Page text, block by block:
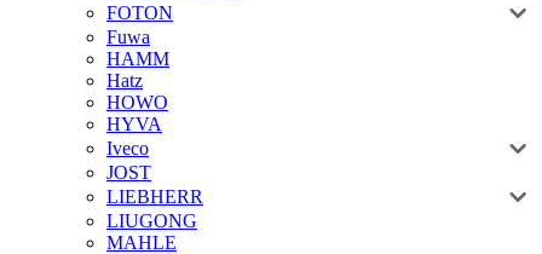
FOTON
Fuwa
HAMM
Hatz
HOWO
HYVA
Iveco
JOST
LIEBHERR
LIUGONG
MAHLE